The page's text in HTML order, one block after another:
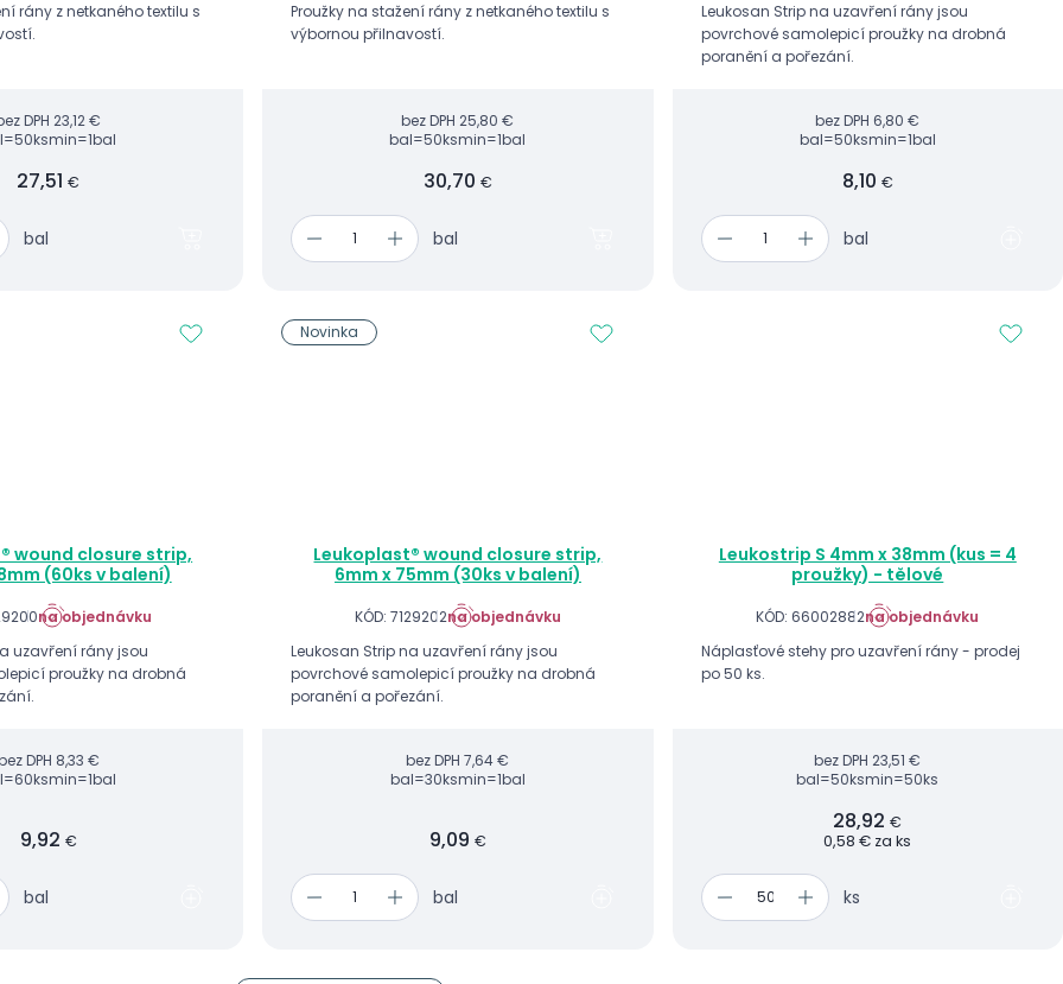
rány z netkaného textilu s
DPH 23,12 €
min=1bal
27,51€
bal
Proužky na stažení rány z netkaného textilu s
výbornou přilnavostí.
bez DPH 25,80 €
bal=50ksmin=1bal
30,70 €
bal
Leukosan Strip na uzavření rány jsou
povrchové samolepicí proužky na drobná
poranění a pořezání.
bez DPH 6,80 €
bal=50ksmin=1bal
8,10 €
bal
wound closure strip,
(60ks v balení)
na objednávku
uzavření rány jsou
proužky na drobná
DPH 8,33 €
min=1bal
9,92 €
bal
Leukoplast® wound closure strip,
6mm x 75mm (30ks v balení)
KÓD: 7129202na objednávku
Leukosan Strip na uzavření rány jsou
povrchové samolepicí proužky na drobná
poranění a pořezání.
bez DPH 7,64 €
bal=30ksmin=1bal
9,09 €
bal
Novinka
Leukostrip S 4mm x 38mm (kus = 4
proužky) - tělové
KÓD: 66002882na objednávku
Náplasťové stehy pro uzavření rány - prodej
po 50 ks.
bez DPH 23,51 €
bal=50ksmin=50ks
28,92€
0,58 € za ks
ks